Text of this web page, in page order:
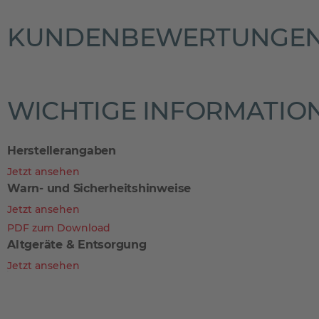
WICHTIGE
Herstellerangaben
Jetzt ansehen
Warn- und Sicherheitshinweise
Jetzt ansehen
PDF zum Download
Altgeräte & Entsorgung
Jetzt ansehen